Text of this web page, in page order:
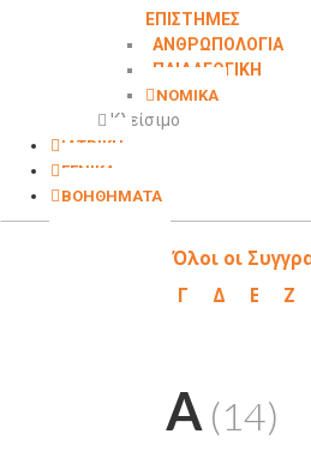
ΕΠΙΣΤΗΜΕΣ
ΑΝΘΡΩΠΟΛΟΓΙΑ
ΠΑΙΔΑΓΩΓΙΚΗ
ΝΟΜΙΚΑ
Κλείσιμο
ΙΑΤΡΙΚΗ
ΓΕΝΙΚΑ
ΒΟΗΘΗΜΑΤΑ
Όλοι οι
Γ
Δ Ε Ζ
A (14)